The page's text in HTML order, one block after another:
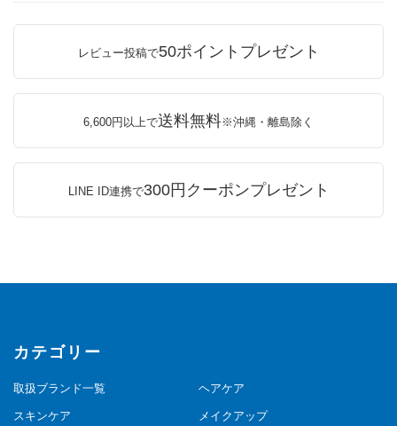
レビュー投稿で50ポイントプレゼント
6,600円以上で送料無料※沖縄・離島除く
LINE ID連携で300円クーポンプレゼント
カテゴリー
取扱ブランド一覧 ヘアケア
スキンケア メイクアップ